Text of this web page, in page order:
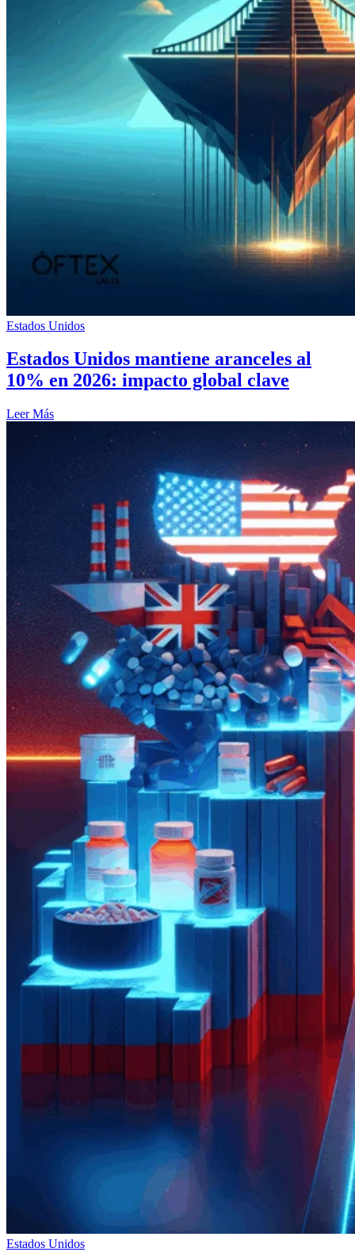
Estados Unidos
Estados Unidos mantiene aranceles al
10% en 2026: impacto global clave
Leer Más
Estados Unidos